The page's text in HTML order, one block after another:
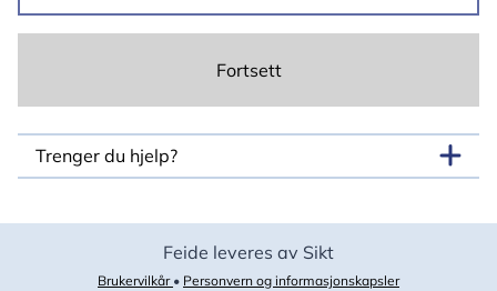
Fortsett
Trenger du hjelp?
Feide leveres av Sikt
Brukervilkår • Personvern og informasjonskapsler